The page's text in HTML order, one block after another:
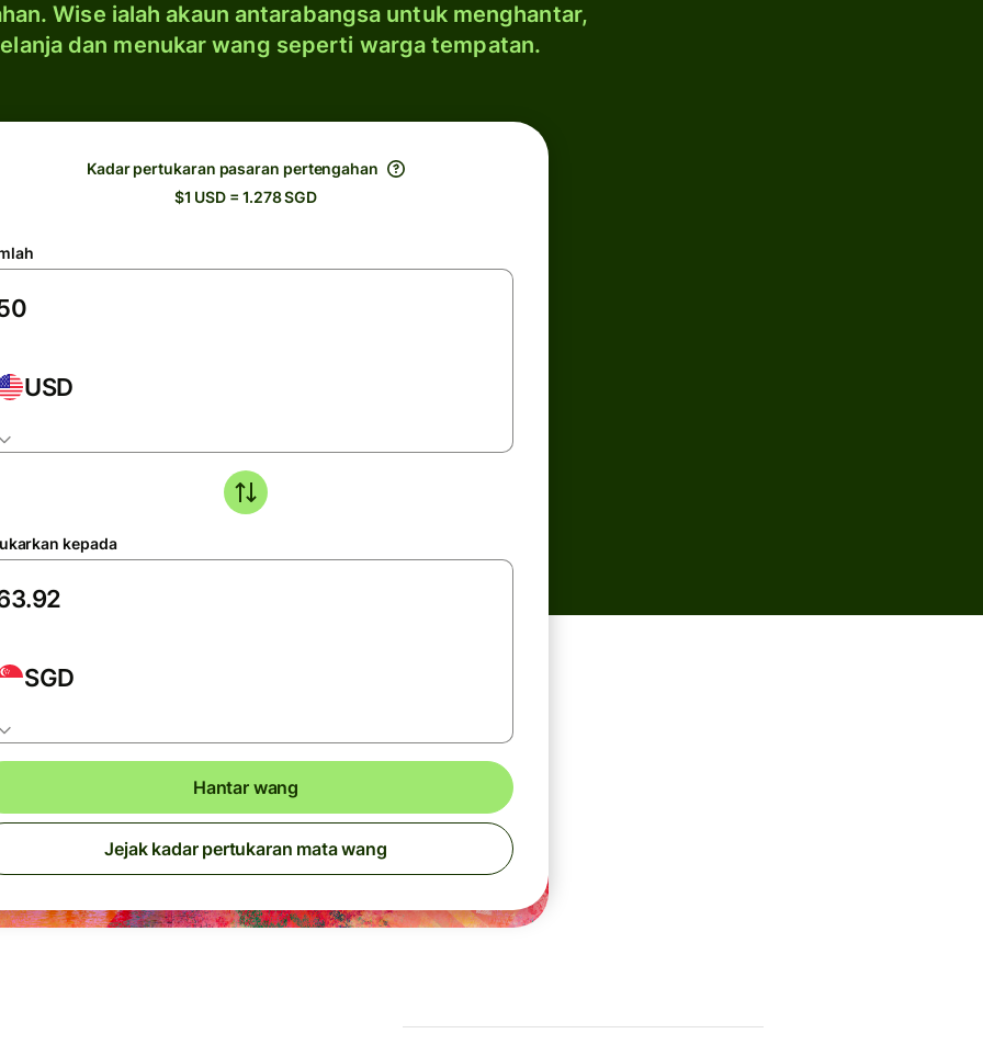
Wise ialah akaun antarabangsa untuk menghantar,
dan menukar wang seperti warga tempatan.
Kadar pertukaran pasaran pertengahan
$1 USD = 1.278 SGD
USD
kepada
SGD
Hantar wang
Jejak kadar pertukaran mata wang